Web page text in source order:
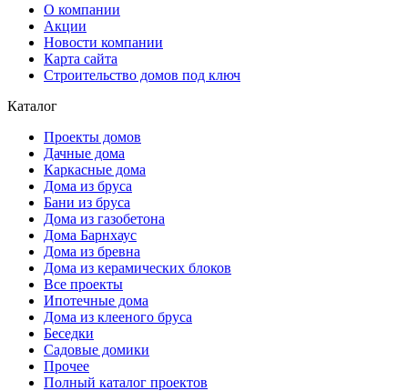
О компании
Акции
Новости компании
Карта сайта
Строительство домов под ключ
Каталог
Проекты домов
Дачные дома
Каркасные дома
Дома из бруса
Бани из бруса
Дома из газобетона
Дома Барнхаус
Дома из бревна
Дома из керамических блоков
Все проекты
Ипотечные дома
Дома из клееного бруса
Беседки
Садовые домики
Прочее
Полный каталог проектов